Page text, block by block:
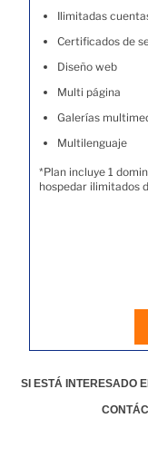
Ilimitadas
Certificados de
Diseño web
Multi página
Galerías
Multilenguaje
*Plan incluye 1
hospedar ilimitados
SI ESTÁ INTERESADO